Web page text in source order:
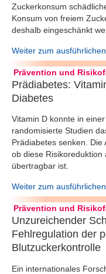
Zuckerkonsum
Konsum von freiem
deshalb eingeschänkt
Weiter zum
Prävention und
Prädiabetes:
Diabetes
Vitamin D konnte in
randomisierte Studien
Prädiabetes senken. Die
ob diese Risikoreduktion
übertragbar ist.
Weiter zum
Prävention und
Unzureichender
Fehlregulation der
Blutzuckerkontrolle
Ein internationales